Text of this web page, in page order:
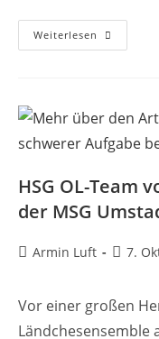
Weiterlesen
HSG OL-Team
der MSG
Armin Luft 7.
Vor einer großen
Ländchesensemble